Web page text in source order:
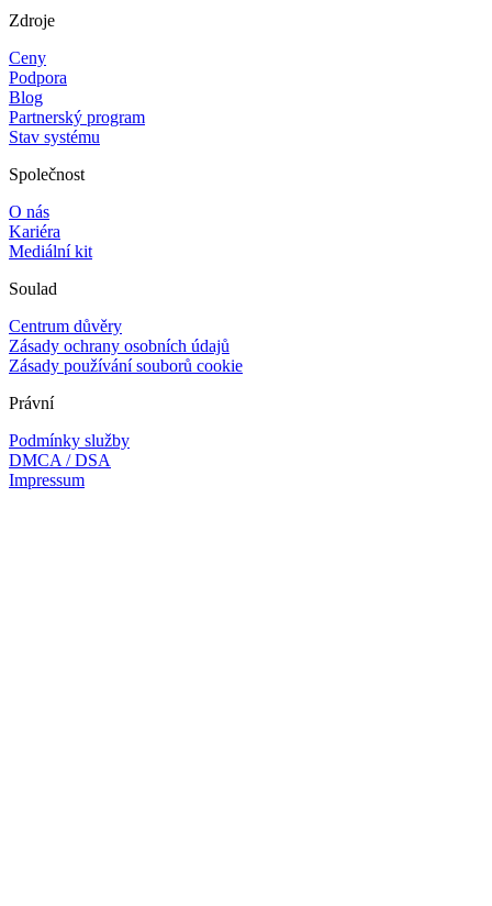
Zdroje
Ceny
Podpora
Blog
Partnerský program
Stav systému
Společnost
O nás
Kariéra
Mediální kit
Soulad
Centrum důvěry
Zásady ochrany osobních údajů
Zásady používání souborů cookie
Právní
Podmínky služby
DMCA / DSA
Impressum